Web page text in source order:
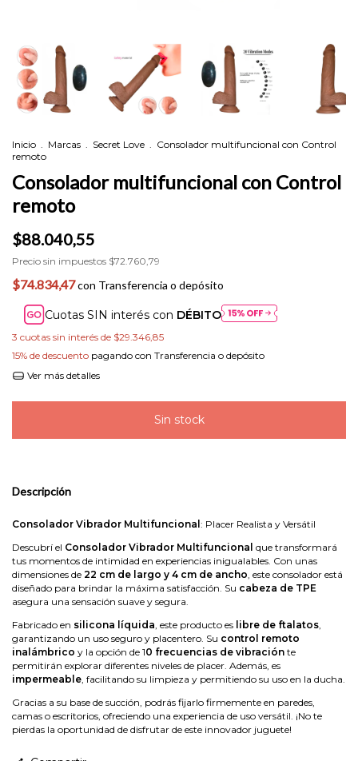
Inicio . Marcas . Secret Love . Consolador multifuncional con Control
remoto
Consolador multifuncional con Control
remoto
$88.040,55
Precio sin impuestos $72.760,79
$74.834,47con Transferencia o depósito
Cuotas SIN interés con DÉBITO
3 cuotas sin interés de $29.346,85
15% de descuento pagando con Transferencia o depósito
Ver más detalles
Descripción
Consolador Vibrador Multifuncional : Placer Realista y Versátil
Descubrí el Consolador Vibrador Multifuncional que transformará
tus momentos de intimidad en experiencias inigualables. Con unas
dimensiones de 22 cm de largo y 4 cm de ancho, este consolador está
diseñado para brindar la máxima satisfacción. Su cabeza de TPE
asegura una sensación suave y segura.
Fabricado en silicona líquida, este producto es libre de ftalatos,
garantizando un uso seguro y placentero. Su control remoto
inalámbrico y la opción de 10 frecuencias de vibración te
permitirán explorar diferentes niveles de placer. Además, es
impermeable, facilitando su limpieza y permitiendo su uso en la ducha.
Gracias a su base de succión, podrás fijarlo firmemente en paredes,
camas o escritorios, ofreciendo una experiencia de uso versátil. ¡No te
pierdas la oportunidad de disfrutar de este innovador juguete!